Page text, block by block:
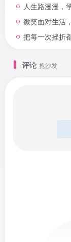
人生路漫漫，
微笑面对生活
把每一次挫折
评论 抢沙发